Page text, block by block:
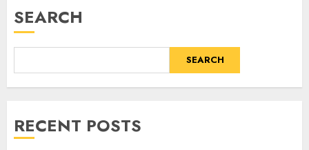
SEARCH
SEARCH
RECENT POSTS